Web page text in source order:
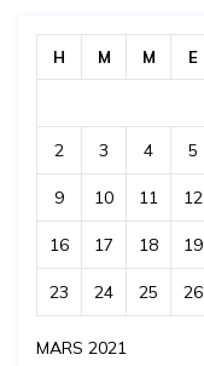
MARS 2021
H M M E
2 3 4 5
9 10 11 12
16 17 18 19
23 24 25 26